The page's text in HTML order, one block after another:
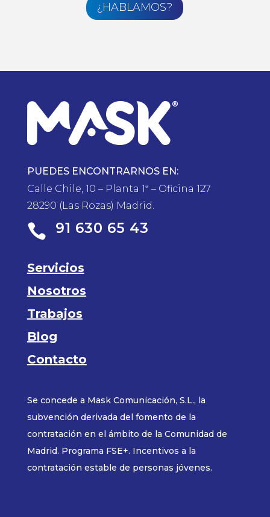
¿HABLAMOS?
PUEDES ENCONTRARNOS EN:
Calle Chile, 10 – Planta 1ª – Oficina 127
28290 (Las Rozas) Madrid.
 91 630 65 43
Servicios
Nosotros
Trabajos
Blog
Contacto
Se concede a Mask Comunicación, S.L., la
subvención derivada del fomento de la
contratación en el ámbito de la Comunidad de
Madrid. Programa FSE+. Incentivos a la
contratación estable de personas jóvenes.